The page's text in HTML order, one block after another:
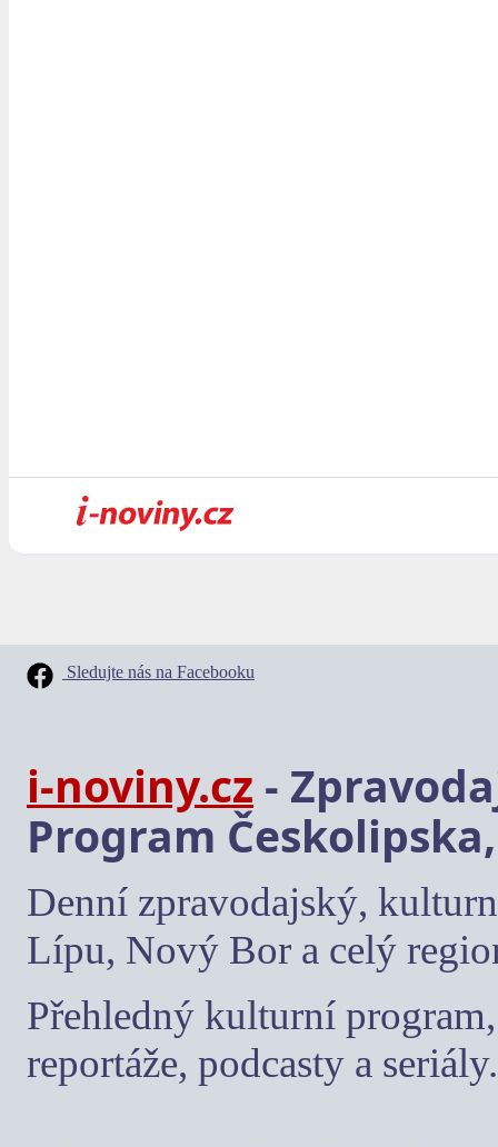
Sledujte nás na Facebooku
i-noviny.cz -
Program
Denní zpravodajský,
Lípu, Nový Bor a celý
Přehledný kulturní
reportáže, podcasty a seriály.